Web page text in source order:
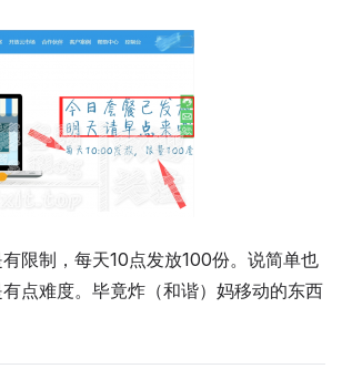
限制，每天10点发放100份。说简单也
点难度。毕竟炸（和谐）妈移动的东西